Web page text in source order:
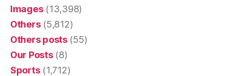
Images(13,398)
Others(5,812)
Others posts(55)
Our Posts(8)
Sports(1,712)